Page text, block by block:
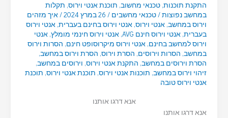
התקנת תוכנות, טכנאי מחשוב, תוכנת אנטי וירוס, תקלות
במחשב נפוצות/טכנאי מחשבים / 26 במרץ 2024 /איך מזהים
וירוס במחשב, אנטי וירוס, אנטי וירוס בחינם בעברית, אנטי וירוס
בעברית, אנטי וירוס חינם AVG , אנטי וירוס חינמי מומלץ, אנטי
וירוס למחשב בחינם, אנטי וירוס מיקרוסופט חינם, הסרות וירוס
במחשב, הסרות וירוסים, הסרת וירוס, הסרת וירוס במחשב,
הסרת וירוסים במחשב, התקנת אנטי וירוס, וירוסים במחשב,
זיהוי וירוס במחשב, תוכנות אנטי וירוס, תוכנת אנטי וירוס, תוכנת
אנטי וירוס טובה
אנא דרגו אותנו
אנא דרגו אותנו